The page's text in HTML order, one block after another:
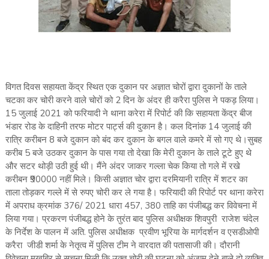
विगत दिवस सहायता केंद्र स्थित एक दुकान पर अज्ञात चोरों द्वारा दुकानों के ताले
चटका कर चोरी करने वाले चोरों को 2 दिन के अंदर ही करैरा पुलिस ने पकड़ लिया।
15 जुलाई 2021 को फरियादी ने थाना करेरा में रिपोर्ट की कि सहायता केंद्र बीज
भंडार रोड के दाहिनी तरफ मोटर पार्ट्स की दुकान है। कल दिनांक 14 जुलाई की
रात्रि करीबन 8 बजे दुकान को बंद कर दुकान के बगल वाले कमरे में सो गए थे।सुबह
करीब 5 बजे उठकर दुकान के पास गया तो देखा कि मेरी दुकान के ताले टूटे हुए थे
और सटर थोड़ी उठी हुई थी। मैंने अंदर जाकर गल्ला चेक किया तो गले में रखे
करीबन ₹90000 नहीं मिले। किसी अज्ञात चोर द्वारा दरमियानी रात्रि में शटर का
ताला तोड़कर गल्ले में से रुपए चोरी कर ले गया है। फरियादी की रिपोर्ट पर थाना करेरा
में अपराध क्रमांक 376/ 2021 धारा 457, 380 ताहि का पंजीबद्ध कर विवेचना में
लिया गया। प्रकरण पंजीबद्ध होने के तुरंत बाद पुलिस अधीक्षक शिवपुरी राजेश चंदेल
के निर्देश के पालन में अति. पुलिस अधीक्षक प्रवीण भूरिया के मार्गदर्शन व एसडीओपी
करैरा जीडी शर्मा के नेतृत्व में पुलिस टीम ने वारदात की पतासाजी की। दौरानी